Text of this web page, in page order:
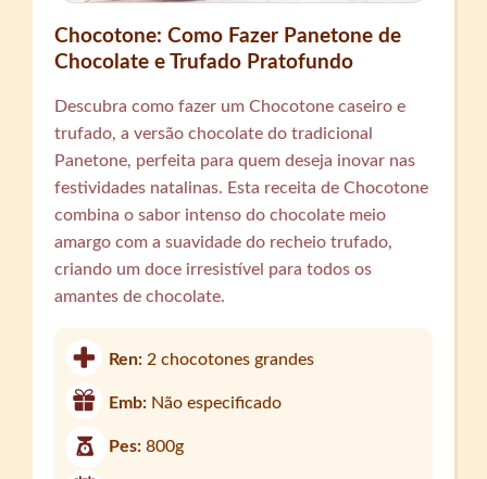
Chocotone: Como Fazer Panetone de
Chocolate e Trufado Pratofundo
Descubra como fazer um Chocotone caseiro e
trufado, a versão chocolate do tradicional
Panetone, perfeita para quem deseja inovar nas
festividades natalinas. Esta receita de Chocotone
combina o sabor intenso do chocolate meio
amargo com a suavidade do recheio trufado,
criando um doce irresistível para todos os
amantes de chocolate.
Ren: 2 chocotones grandes
Emb: Não especificado
Pes:800g